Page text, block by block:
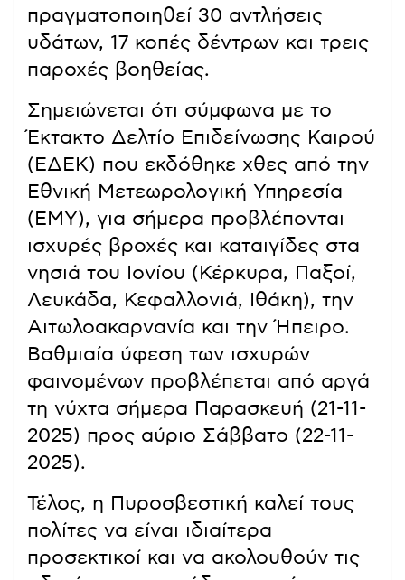
πραγματοποιηθεί 30 αντλήσεις
υδάτων, 17 κοπές δέντρων και τρεις
παροχές βοηθείας.
Σημειώνεται ότι σύμφωνα με το
Έκτακτο Δελτίο Επιδείνωσης Καιρού
(ΕΔΕΚ) που εκδόθηκε χθες από την
Εθνική Μετεωρολογική Υπηρεσία
(ΕΜΥ), για σήμερα προβλέπονται
ισχυρές βροχές και καταιγίδες στα
νησιά του Ιονίου (Κέρκυρα, Παξοί,
Λευκάδα, Κεφαλλονιά, Ιθάκη), την
Αιτωλοακαρνανία και την Ήπειρο.
Βαθμιαία ύφεση των ισχυρών
φαινομένων προβλέπεται από αργά
τη νύχτα σήμερα Παρασκευή (21-11-
2025) προς αύριο Σάββατο (22-11-
2025).
Τέλος, η Πυροσβεστική καλεί τους
πολίτες να είναι ιδιαίτερα
προσεκτικοί και να ακολουθούν τις